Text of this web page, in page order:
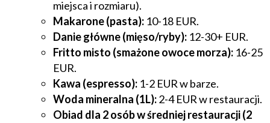
miejsca i rozmiaru).
Makarone (pasta): 10-18 EUR.
Danie główne (mięso/ryby): 12-30+ EUR.
Fritto misto (smażone owoce morza): 16-25
EUR.
Kawa (espresso): 1-2 EUR w barze.
Woda mineralna (1L):2-4 EUR w restauracji.
Obiad dla 2 osób w średniej restauracji (2